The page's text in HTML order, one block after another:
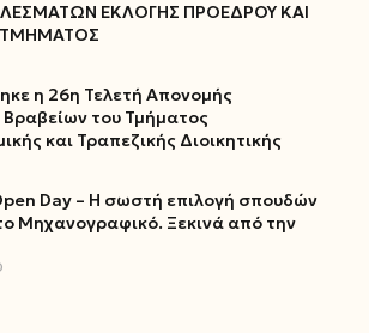
ΕΚΛΟΓΗΣ ΠΡΟΕΔΡΟΥ ΚΑΙ
ΤΜΗΜΑΤΟΣ
η 26η Τελετή Απονομής
του Τμήματος
και Τραπεζικής Διοικητικής
Day – Η σωστή επιλογή σπουδών
Μηχανογραφικό. Ξεκινά από την